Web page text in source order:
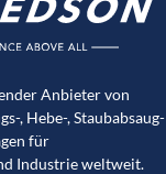
Anbieter von
, Hebe-, Staubabsaug-
für
Industrie weltweit.